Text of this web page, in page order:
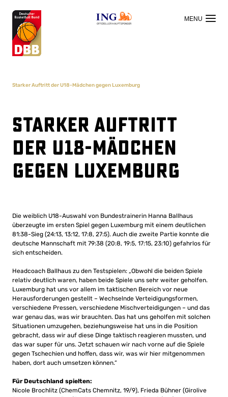
OFFIZIELLER HAUPTSPONSOR
Starker Auftritt der U18-Mädchen gegen Luxemburg
Starker Auftritt
der U18-Mädchen
gegen Luxemburg
Die weiblich U18-Auswahl von Bundestrainerin Hanna Ballhaus
überzeugte im ersten Spiel gegen Luxemburg mit einem deutlichen
81:38-Sieg (24:13, 13:12, 17:8, 27:5). Auch die zweite Partie konnte die
deutsche Mannschaft mit 79:38 (20:8, 19:5, 17:15, 23:10) gefahrlos für
sich entscheiden.
Headcoach Ballhaus zu den Testspielen: „Obwohl die beiden Spiele
relativ deutlich waren, haben beide Spiele uns sehr weiter geholfen.
Luxemburg hat uns vor allem im taktischen Bereich vor neue
Herausforderungen gestellt – Wechselnde Verteidigungsformen,
verschiedene Pressen, verschiedene Mischverteidigungen – und das
war genau das, was wir brauchten. Das hat uns geholfen mit solchen
Situationen umzugehen, beziehungsweise hat uns in die Position
gebracht, dass wir auf diese Dinge taktisch reagieren mussten, und
das war super für uns. Jetzt schauen wir nach vorne auf die Spiele
gegen Tschechien und hoffen, dass wir, was wir hier mitgenommen
haben, dort auch umsetzen können.“
Für Deutschland spielten:
Nicole Brochlitz (ChemCats Chemnitz, 19/9), Frieda Bühner (Girolive